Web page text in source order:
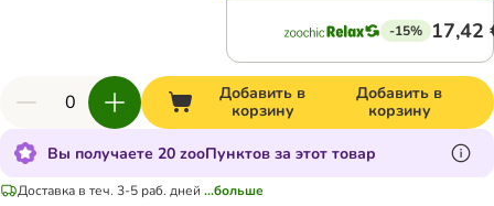
-15% 17,42
Добавить в
корзину
Добавить в
корзину
Вы получаете 20 zooПунктов за этот товар
Доставка в теч. 3-5 раб. дней ...больше